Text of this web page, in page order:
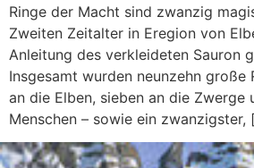
Ringe der Macht sind zwanzig
Zweiten Zeitalter in Eregion von
Anleitung des verkleideten Sauron
Insgesamt wurden neunzehn große
an die Elben, sieben an die Zwerge
Menschen – sowie ein zwanzigster,